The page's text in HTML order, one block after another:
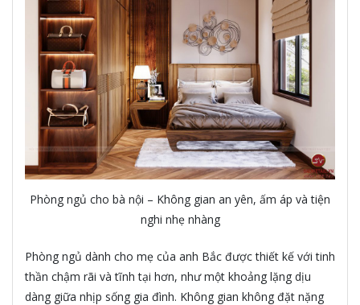
Phòng ngủ cho bà nội – Không gian an yên, ấm áp và tiện
nghi nhẹ nhàng
Phòng ngủ dành cho mẹ của anh Bắc được thiết kế với tinh
thần chậm rãi và tĩnh tại hơn, như một khoảng lặng dịu
dàng giữa nhịp sống gia đình. Không gian không đặt nặng